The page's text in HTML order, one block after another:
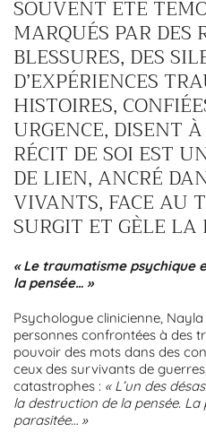
SOUVENT ÉTÉ
MARQUÉS PAR DES
BLESSURES, DES
D’EXPÉRIENCES
HISTOIRES,
URGENCE, DISENT
RÉCIT DE SOI EST
DE LIEN, ANCRÉ
VIVANTS, FACE AU
SURGIT ET GÈLE LA
« Le traumatisme psychique
la pensée… »
Psychologue clinicienne,
personnes confrontées à des
pouvoir des mots dans des
ceux des survivants de
catastrophes : « L’un des
la destruction de la pensée. La
parasitée… »